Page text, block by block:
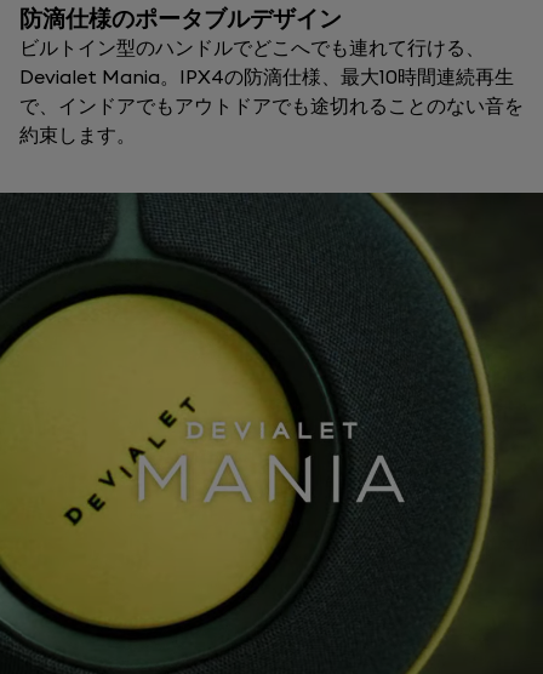
防滴仕様のポータブルデザイン
ビルトイン型のハンドルでどこへでも連れて行ける、
Devialet Mania。IPX4の防滴仕様、最大10時間連続再生
で、インドアでもアウトドアでも途切れることのない音を
約束します。